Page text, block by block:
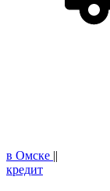
в Омске ||
кредит